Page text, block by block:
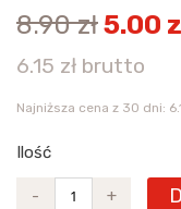
8.90 zł5.00
6.15 zł brutto
Najniższa cena z 30 dni:
Ilość
- +